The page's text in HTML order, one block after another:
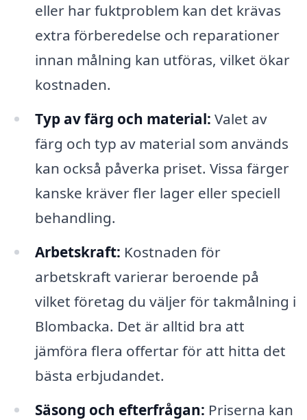
eller har fuktproblem kan det krävas
extra förberedelse och reparationer
innan målning kan utföras, vilket ökar
kostnaden.
Typ av färg och material: Valet av
färg och typ av material som används
kan också påverka priset. Vissa färger
kanske kräver fler lager eller speciell
behandling.
Arbetskraft: Kostnaden för
arbetskraft varierar beroende på
vilket företag du väljer för takmålning i
Blombacka. Det är alltid bra att
jämföra flera offertar för att hitta det
bästa erbjudandet.
Säsong och efterfrågan: Priserna kan